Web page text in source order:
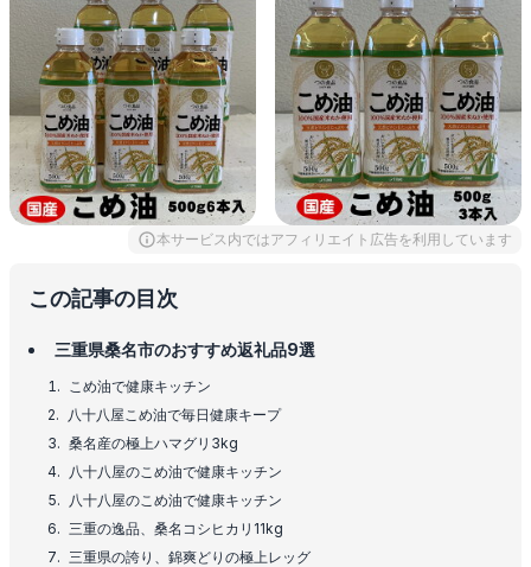
本サービス内ではアフィリエイト広告を利用しています
この記事の目次
三重県桑名市のおすすめ返礼品9選
こめ油で健康キッチン
八十八屋こめ油で毎日健康キープ
桑名産の極上ハマグリ3kg
八十八屋のこめ油で健康キッチン
八十八屋のこめ油で健康キッチン
三重の逸品、桑名コシヒカリ11kg
三重県の誇り、錦爽どりの極上レッグ